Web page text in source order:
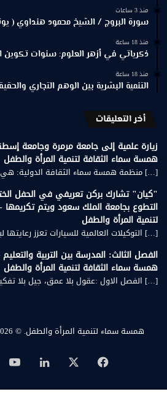
منذ 3 ساعات
سورة البروج / الشيخ محمود هنداوي (
منذ 18 ساعة
ذكرياتي في أزهر العلوم: سنوات تكوين
منذ 18 ساعة
التنمية البشرية بين الوهم التجاري
أخر التعليقات
همسة سماء الثقافة لتنمية المرأة والطفل
[…] منظمة همسة سماء الثقافة الدولية:
"كيان" تشارك بركن تعريفي في الحفل
التطوع بجامعة الملك سعود ويتم
لتنمية المرأة والطفل
[…] التوكيلات العالمية للسيارات تعزز رعايتها
الفصل الثالث: المدرسة بين التربية
همسة سماء الثقافة لتنمية المرأة والطفل
[…] الفصل الاول :عقول بلا عمق، جيل بلا
همسة سماء لتنمية المرأة والطفل. © 2026 جميع الحقوق محفوظة.
فيسبوك لينكدإن